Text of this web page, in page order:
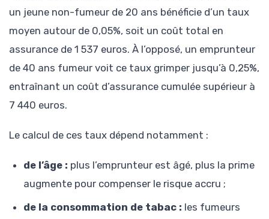
un jeune non-fumeur de 20 ans bénéficie d’un taux
moyen autour de 0,05%, soit un coût total en
assurance de 1 537 euros. À l’opposé, un emprunteur
de 40 ans fumeur voit ce taux grimper jusqu’à 0,25%,
entraînant un coût d’assurance cumulée supérieur à
7 440 euros.
Le calcul de ces taux dépend notamment :
de l’âge : plus l’emprunteur est âgé, plus la prime
augmente pour compenser le risque accru ;
de la consommation de tabac : les fumeurs